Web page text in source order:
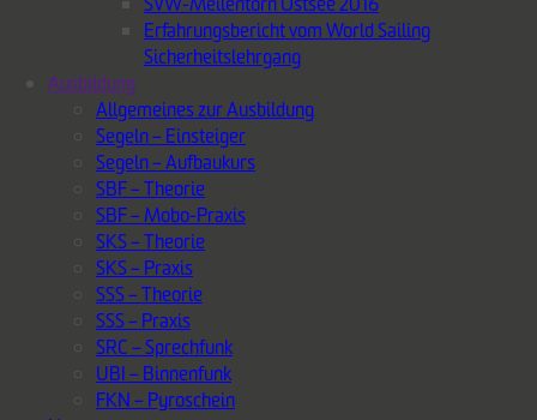
Erfahrungsbericht vom World Sailing
Sicherheitslehrgang
Ausbildung
Allgemeines zur Ausbildung
Segeln – Einsteiger
Segeln – Aufbaukurs
SBF – Theorie
SBF – Mobo-Praxis
SKS – Theorie
SKS – Praxis
SSS – Theorie
SSS – Praxis
SRC – Sprechfunk
UBI – Binnenfunk
FKN – Pyroschein